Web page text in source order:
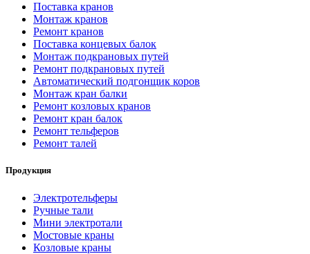
Поставка кранов
Монтаж кранов
Ремонт кранов
Поставка концевых балок
Монтаж подкрановых путей
Ремонт подкрановых путей
Автоматический подгонщик коров
Монтаж кран балки
Ремонт козловых кранов
Ремонт кран балок
Ремонт тельферов
Ремонт талей
Продукция
Электротельферы
Ручные тали
Мини электротали
Мостовые краны
Козловые краны